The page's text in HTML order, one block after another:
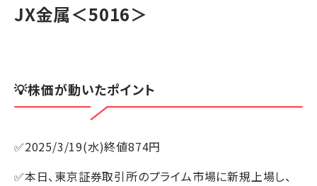
JX金属＜5016＞
💡株価が動いたポイント
✅2025/3/19(水)終値874円
✅本日、東京証券取引所のプライム市場に新規上場し、